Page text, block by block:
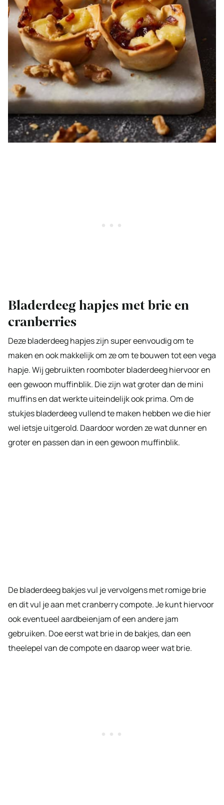
Bladerdeeg hapjes met brie en
cranberries
Deze bladerdeeg hapjes zijn super eenvoudig om te
maken en ook makkelijk om ze om te bouwen tot een vega
hapje. Wij gebruikten roomboter bladerdeeg hiervoor en
een gewoon muffinblik. Die zijn wat groter dan de mini
muffins en dat werkte uiteindelijk ook prima. Om de
stukjes bladerdeeg vullend te maken hebben we die hier
wel ietsje uitgerold. Daardoor worden ze wat dunner en
groter en passen dan in een gewoon muffinblik.
De bladerdeeg bakjes vul je vervolgens met romige brie
en dit vul je aan met cranberry compote. Je kunt hiervoor
ook eventueel aardbeienjam of een andere jam
gebruiken. Doe eerst wat brie in de bakjes, dan een
theelepel van de compote en daarop weer wat brie.